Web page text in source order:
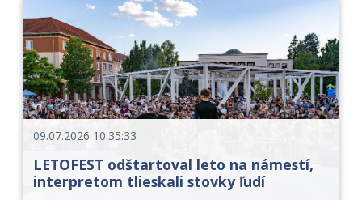
09.07.2026 10:35:33
LETOFEST odštartoval leto na námestí,
interpretom tlieskali stovky ľudí